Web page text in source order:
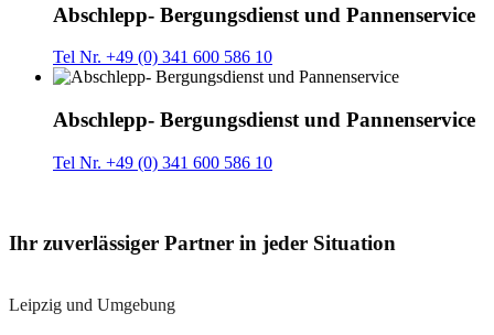
Abschlepp- Bergungsdienst und Pannenservice
Tel Nr. +49 (0) 341 600 586 10
Abschlepp- Bergungsdienst und Pannenservice
Tel Nr. +49 (0) 341 600 586 10
Ihr zuverlässiger Partner in jeder Situation
Leipzig und Umgebung